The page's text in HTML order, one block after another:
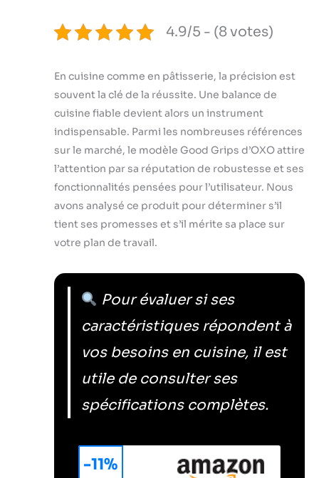
4.9/5 - (8 votes)
En cuisine comme en pâtisserie, la précision est
souvent la clé de la réussite. Une balance de
cuisine fiable devient alors un instrument
indispensable. Parmi les nombreuses références
sur le marché, le modèle Good Grips d’OXO attire
l’attention par sa réputation de robustesse et ses
fonctionnalités pensées pour l’utilisateur. Nous
avons analysé ce produit pour déterminer s’il
tient ses promesses et s’il mérite sa place sur
votre plan de travail.
Pour évaluer si ses
caractéristiques répondent à
vos besoins en cuisine, il est
utile de consulter ses
spécifications complètes.
-11%